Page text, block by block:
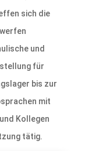
sich die
und
für
bis zur
mit
Kollegen
tätig.